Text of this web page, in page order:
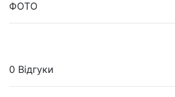
ФОТО
0 Відгуки